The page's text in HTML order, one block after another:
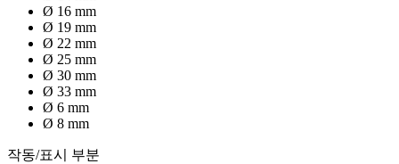
Ø 16 mm
Ø 19 mm
Ø 22 mm
Ø 25 mm
Ø 30 mm
Ø 33 mm
Ø 6 mm
Ø 8 mm
작동/표시 부분